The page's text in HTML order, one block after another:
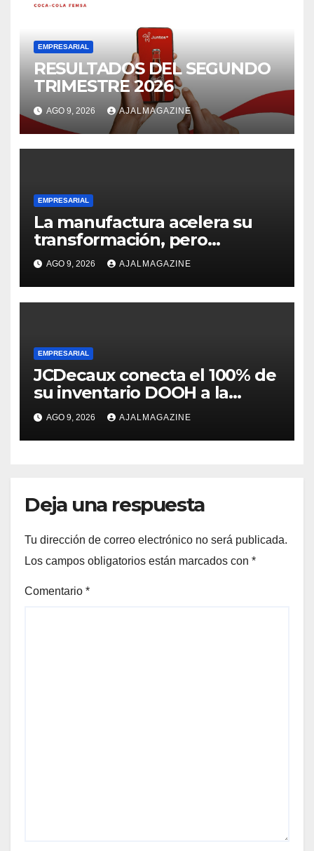
EMPRESARIAL
RESULTADOS DEL SEGUNDO
TRIMESTRE 2026
AGO 9, 2026 AJALMAGAZINE
EMPRESARIAL
La manufactura acelera su
transformación, pero
enfrenta una creciente
escasez de talento
especializado
AGO 9, 2026 AJALMAGAZINE
EMPRESARIAL
JCDecaux conecta el 100% de
su inventario DOOH a la
compra programática en 9
mercados de Latinoamérica
AGO 9, 2026 AJALMAGAZINE
Deja una respuesta
Tu dirección de correo electrónico no será publicada.
Los campos obligatorios están marcados con *
Comentario *